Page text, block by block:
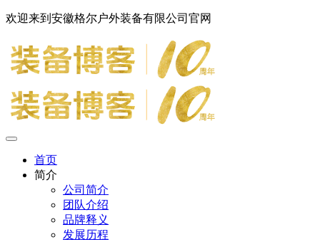
欢迎来到安徽格尔户外装备有限公司官网
首页
简介
公司简介
团队介绍
品牌释义
发展历程